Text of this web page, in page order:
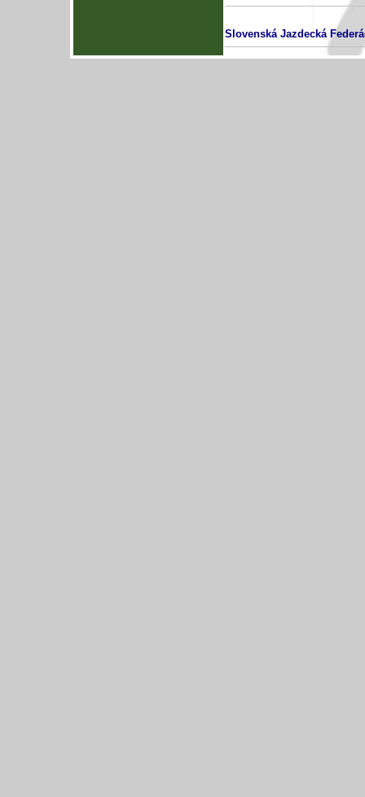
Slovenská Jazdecká